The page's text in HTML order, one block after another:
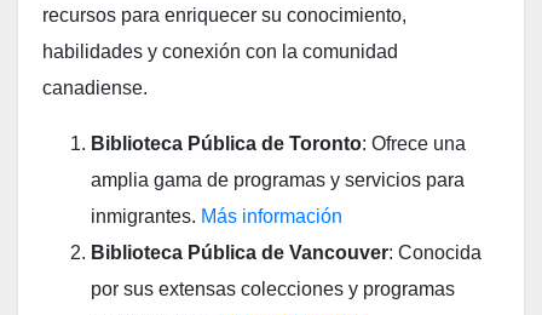
recursos para enriquecer su conocimiento,
habilidades y conexión con la comunidad
canadiense.
Biblioteca Pública de Toronto: Ofrece una
amplia gama de programas y servicios para
inmigrantes. Más información
Biblioteca Pública de Vancouver: Conocida
por sus extensas colecciones y programas